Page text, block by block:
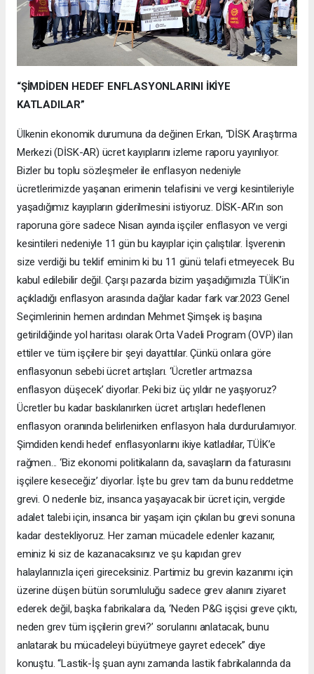
“ŞİMDİDEN HEDEF ENFLASYONLARINI İKİYE
KATLADILAR”
Ülkenin ekonomik durumuna da değinen Erkan, “DİSK Araştırma
Merkezi (DİSK-AR) ücret kayıplarını izleme raporu yayınlıyor.
Bizler bu toplu sözleşmeler ile enflasyon nedeniyle
ücretlerimizde yaşanan erimenin telafisini ve vergi kesintileriyle
yaşadığımız kayıpların giderilmesini istiyoruz. DİSK-AR’ın son
raporuna göre sadece Nisan ayında işçiler enflasyon ve vergi
kesintileri nedeniyle 11 gün bu kayıplar için çalıştılar. İşverenin
size verdiği bu teklif eminim ki bu 11 günü telafi etmeyecek. Bu
kabul edilebilir değil. Çarşı pazarda bizim yaşadığımızla TÜİK’in
açıkladığı enflasyon arasında dağlar kadar fark var.2023 Genel
Seçimlerinin hemen ardından Mehmet Şimşek iş başına
getirildiğinde yol haritası olarak Orta Vadeli Program (OVP) ilan
ettiler ve tüm işçilere bir şeyi dayattılar. Çünkü onlara göre
enflasyonun sebebi ücret artışları. ‘Ücretler artmazsa
enflasyon düşecek’ diyorlar. Peki biz üç yıldır ne yaşıyoruz?
Ücretler bu kadar baskılanırken ücret artışları hedeflenen
enflasyon oranında belirlenirken enflasyon hala durdurulamıyor.
Şimdiden kendi hedef enflasyonlarını ikiye katladılar, TÜİK’e
rağmen... ‘Biz ekonomi politikaların da, savaşların da faturasını
işçilere keseceğiz’ diyorlar. İşte bu grev tam da bunu reddetme
grevi. O nedenle biz, insanca yaşayacak bir ücret için, vergide
adalet talebi için, insanca bir yaşam için çıkılan bu grevi sonuna
kadar destekliyoruz. Her zaman mücadele edenler kazanır,
eminiz ki siz de kazanacaksınız ve şu kapıdan grev
halaylarınızla içeri gireceksiniz. Partimiz bu grevin kazanımı için
üzerine düşen bütün sorumluluğu sadece grev alanını ziyaret
ederek değil, başka fabrikalara da, ‘Neden P&G işçisi greve çıktı,
neden grev tüm işçilerin grevi?’ sorularını anlatacak, bunu
anlatarak bu mücadeleyi büyütmeye gayret edecek” diye
konuştu. “Lastik-İş şuan aynı zamanda lastik fabrikalarında da